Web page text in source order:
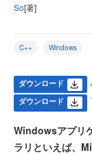
So[著]
C++ Windows
ダウンロード
ダウンロード
Windowsアプリ
ラリといえば、